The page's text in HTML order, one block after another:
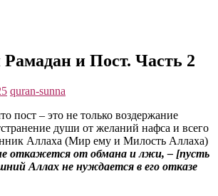
и Пост. Часть 2
quran-sunna
пост – это не только воздержание
души от желаний нафса и всего
Аллаха (Мир ему и Милость Аллаха)
откажется от обмана и лжи, – [пусть
Аллах не нуждается в его отказе